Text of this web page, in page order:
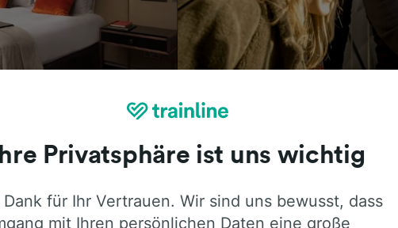
ehrliche Meinung von Trainline-Nutzern
Ihre Privatsphäre ist uns wichtig
für Ihr Vertrauen. Wir sind uns bewusst, dass
mit Ihren persönlichen Daten eine große